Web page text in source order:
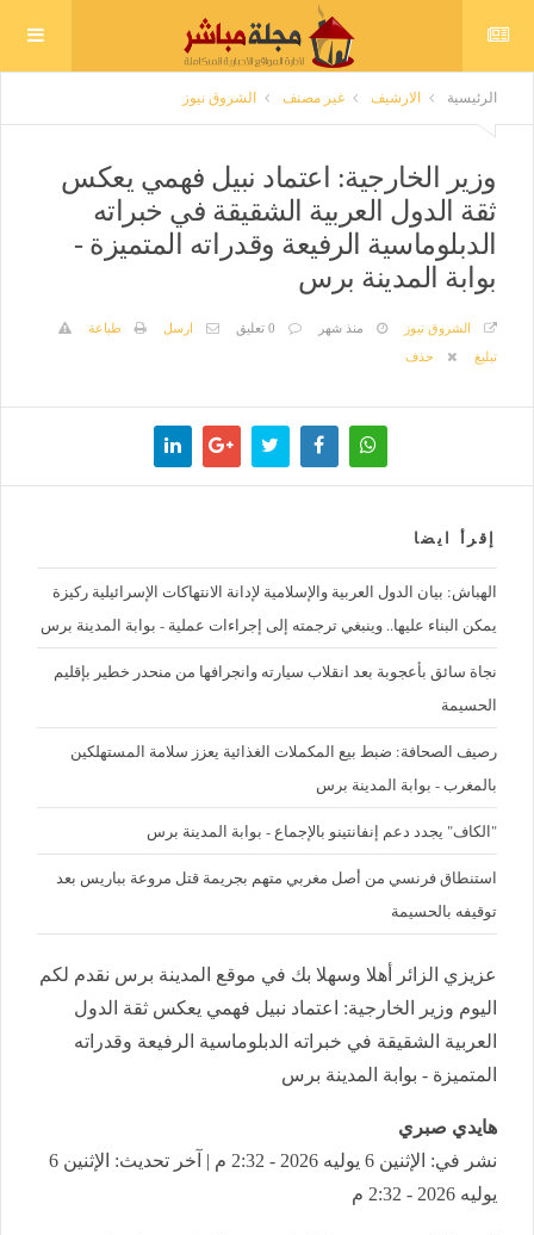
الرئيسية الارشيف غير مصنف الشروق نيوز
وزير الخارجية: اعتماد نبيل فهمي يعكس
ثقة الدول العربية الشقيقة في خبراته
الدبلوماسية الرفيعة وقدراته المتميزة -
بوابة المدينة برس
الشروق نيوز منذ شهر 0 تعليق ارسل
طباعة
تبليغ
حذف
إقرأ ايضا
الهباش: بيان الدول العربية والإسلامية لإدانة الانتهاكات الإسرائيلية ركيزة
يمكن البناء عليها.. وينبغي ترجمته إلى إجراءات عملية - بوابة المدينة برس
نجاة سائق بأعجوبة بعد انقلاب سيارته وانجرافها من منحدر خطير بإقليم
الحسيمة
رصيف الصحافة: ضبط بيع المكملات الغذائية يعزز سلامة المستهلكين
بالمغرب - بوابة المدينة برس
"الكاف" يجدد دعم إنفانتينو بالإجماع - بوابة المدينة برس
استنطاق فرنسي من أصل مغربي متهم بجريمة قتل مروعة بباريس بعد
توقيفه بالحسيمة
عزيزي الزائر أهلا وسهلا بك في موقع المدينة برس نقدم لكم
اليوم وزير الخارجية: اعتماد نبيل فهمي يعكس ثقة الدول
العربية الشقيقة في خبراته الدبلوماسية الرفيعة وقدراته
المتميزة - بوابة المدينة برس
هايدي صبري
نشر في: الإثنين 6 يوليه 2026 - 2:32 م | آخر تحديث: الإثنين 6
يوليه 2026 - 2:32 م